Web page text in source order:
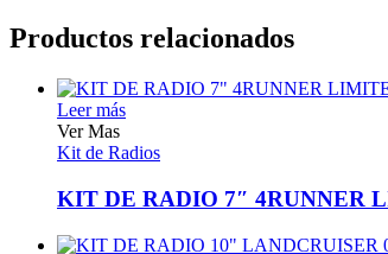
Productos relacionados
Leer más
Ver Mas
Kit de Radios
KIT DE RADIO 7″ 4RUNNER